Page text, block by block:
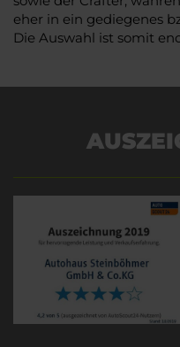
eher in ein gediegenes
Die Auswahl ist somit